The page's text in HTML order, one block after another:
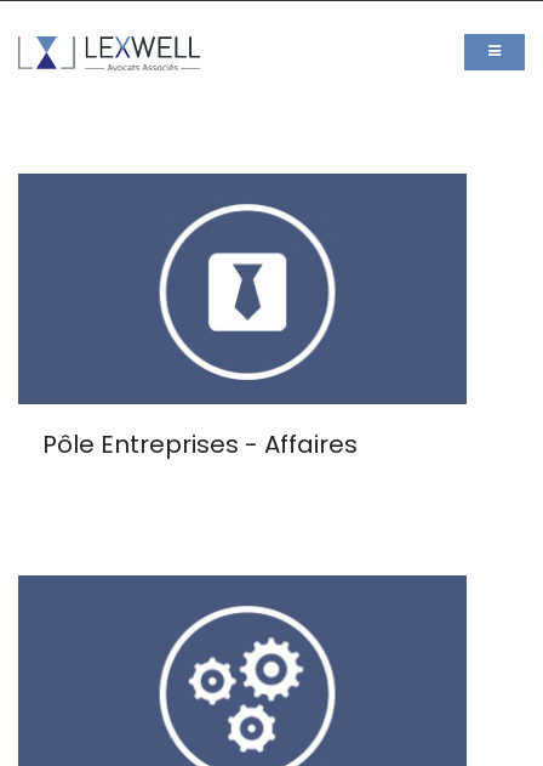
Pôle Entreprises - Affaires